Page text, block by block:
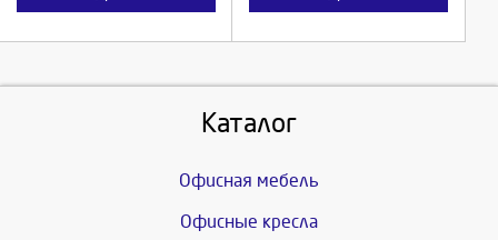
Каталог
Офисная мебель
Офисные кресла